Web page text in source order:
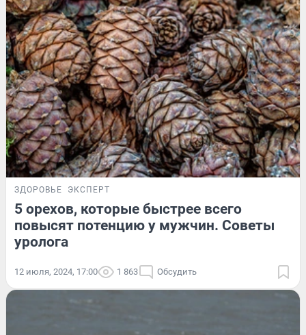
ЗДОРОВЬЕ ЭКСПЕРТ
5 орехов, которые быстрее всего
повысят потенцию у мужчин. Советы
уролога
12 июля, 2024, 17:00 1 863 Обсудить